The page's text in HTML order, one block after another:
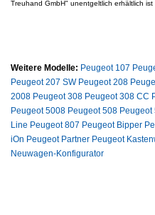
Treuhand GmbH" unentgeltlich erhältlich ist
Weitere Modelle: Peugeot 107
Peugeot 207 SW Peugeot 208
2008 Peugeot 308 Peugeot 308 CC
Peugeot 5008 Peugeot 508 Peugeot
Line Peugeot 807 Peugeot Bipper
iOn Peugeot Partner Peugeot
Neuwagen-Konfigurator